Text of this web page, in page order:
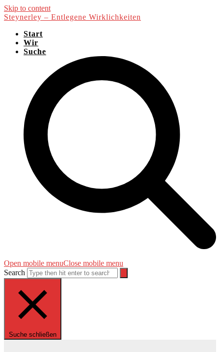
Skip to content
Steynerley – Entlegene Wirklichkeiten
Start
Wir
Suche
Open mobile menuClose mobile menu
Search
Suche schließen